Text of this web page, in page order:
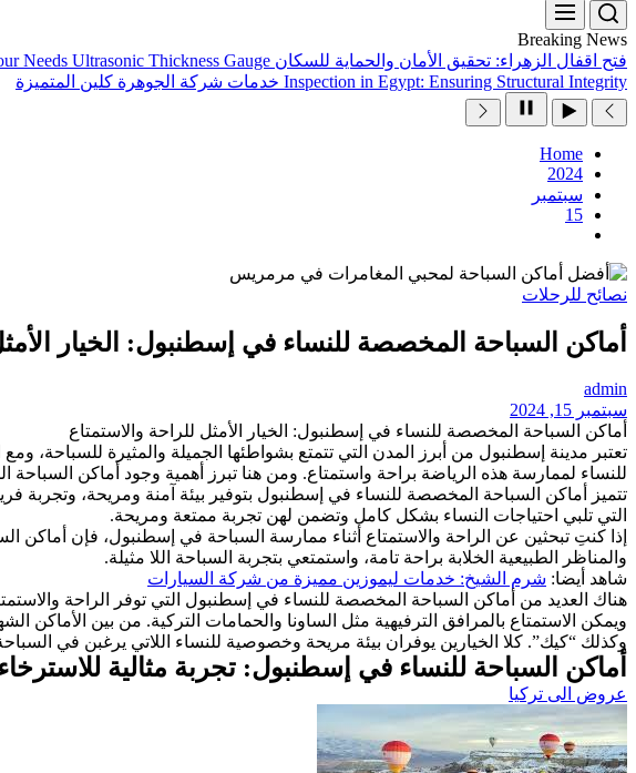
Breaking News
فتح اقفال الزهراء: تحقيق الأمان والحماية للسكان
Needs Ultrasonic Thickness Gauge
Inspection in Egypt: Ensuring Structural Integrity خدمات شركة الجوهرة كلين المتميزة
Home
2024
سبتمبر
15
نصائح للرحلات
أماكن السباحة المخصصة للنساء في إسطنبول: الخيار
admin
سبتمبر 15, 2024
أماكن السباحة المخصصة للنساء في إسطنبول: الخيار الأمثل للراحة والاستمتاع
تعتبر مدينة إسطنبول من أبرز المدن التي تتمتع بشواطئها الجميلة والمثيرة للسباحة،
للنساء لممارسة هذه الرياضة براحة واستمتاع. ومن هنا تبرز أهمية وجود أماكن
تتميز أماكن السباحة المخصصة للنساء في إسطنبول بتوفير بيئة آمنة ومريحة، وتجربة
التي تلبي احتياجات النساء بشكل كامل وتضمن لهن تجربة ممتعة ومريحة.
إذا كنتِ تبحثين عن الراحة والاستمتاع أثناء ممارسة السباحة في إسطنبول، فإن أماكن
والمناظر الطبيعية الخلابة براحة تامة، واستمتعي بتجربة السباحة اللا مثيلة.
شاهد أيضا: شرم الشيخ: خدمات ليموزين مميزة من شركة السيارات
هناك العديد من أماكن السباحة المخصصة للنساء في إسطنبول التي توفر الراحة
ويمكن الاستمتاع بالمرافق الترفيهية مثل الساونا والحمامات التركية. من بين الأماكن
وكذلك “كيك”. كلا الخيارين يوفران بيئة مريحة وخصوصية للنساء اللاتي يرغبن في السباحة
أماكن السباحة للنساء في إسطنبول: تجربة مثالية
عروض الى تركيا